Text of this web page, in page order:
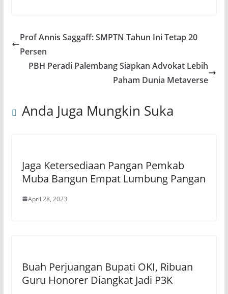
Prof Annis Saggaff: SMPTN Tahun Ini Tetap 20
Persen
PBH Peradi Palembang Siapkan Advokat Lebih
Paham Dunia Metaverse
Anda Juga Mungkin Suka
Jaga Ketersediaan Pangan Pemkab
Muba Bangun Empat Lumbung Pangan
April 28, 2023
Buah Perjuangan Bupati OKI, Ribuan
Guru Honorer Diangkat Jadi P3K